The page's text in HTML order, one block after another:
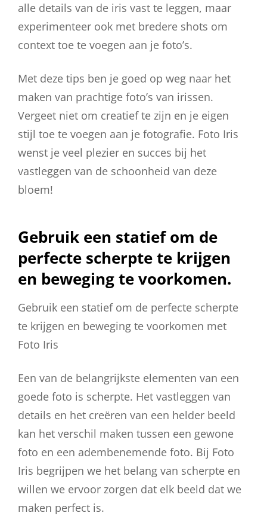
alle details van de iris vast te leggen, maar
experimenteer ook met bredere shots om
context toe te voegen aan je foto’s.
Met deze tips ben je goed op weg naar het
maken van prachtige foto’s van irissen.
Vergeet niet om creatief te zijn en je eigen
stijl toe te voegen aan je fotografie. Foto Iris
wenst je veel plezier en succes bij het
vastleggen van de schoonheid van deze
bloem!
Gebruik een statief om de
perfecte scherpte te krijgen
en beweging te voorkomen.
Gebruik een statief om de perfecte scherpte
te krijgen en beweging te voorkomen met
Foto Iris
Een van de belangrijkste elementen van een
goede foto is scherpte. Het vastleggen van
details en het creëren van een helder beeld
kan het verschil maken tussen een gewone
foto en een adembenemende foto. Bij Foto
Iris begrijpen we het belang van scherpte en
willen we ervoor zorgen dat elk beeld dat we
maken perfect is.